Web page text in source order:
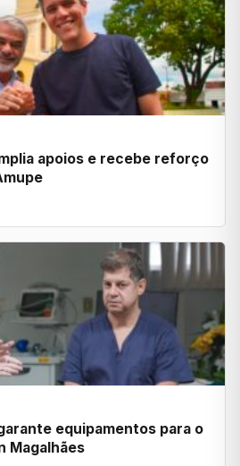
apoios e recebe reforço
equipamentos para o
Magalhães